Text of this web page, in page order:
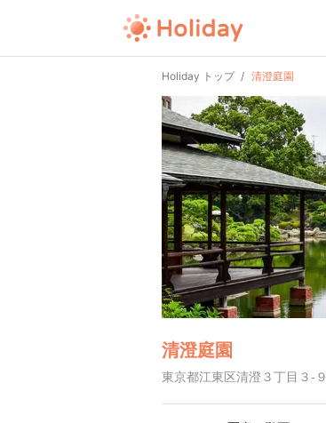
Holiday トップ 清澄庭園
清澄庭園
東京都江東区清澄３丁目３-９